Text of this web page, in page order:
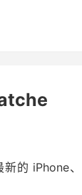
的 iPhone、